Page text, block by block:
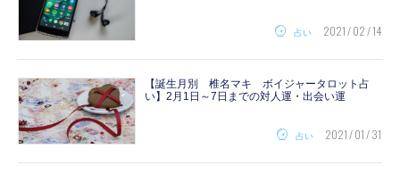
占い 2021 / 02 / 14
【誕生月別 椎名マキ ボイジャータロット占
い】2月1日～7日までの対人運・出会い運
占い 2021 / 01 / 31